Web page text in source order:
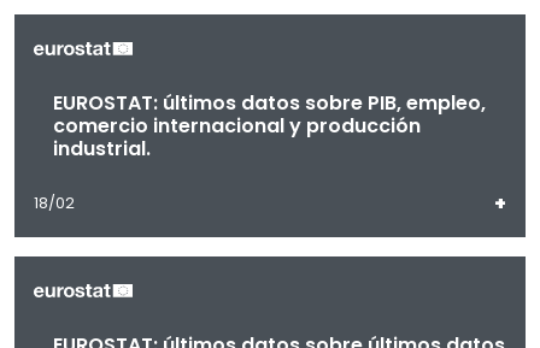
EUROSTAT: últimos datos sobre PIB, empleo,
comercio internacional y producción
industrial.
18/02 +